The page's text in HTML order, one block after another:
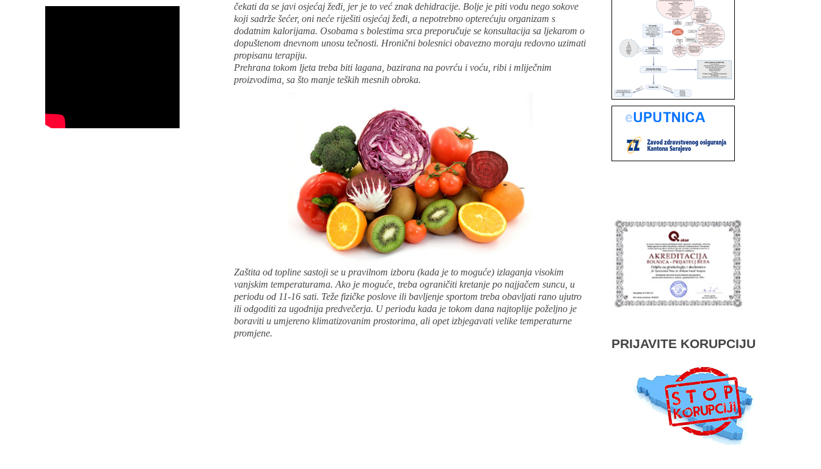
čekati da se javi osjećaj žeđi, jer je to već znak dehidracije. Bolje je piti vodu nego sokove
koji sadrže šećer, oni neće riješiti osjećaj žeđi, a nepotrebno opterećuju organizam s
dodatnim kalorijama. Osobama s bolestima srca preporučuje se konsultacija sa ljekarom o
dopuštenom dnevnom unosu tečnosti. Hronični bolesnici obavezno moraju redovno uzimati
propisanu terapiju.
Prehrana tokom ljeta treba biti lagana, bazirana na povrću i voću, ribi i mliječnim
proizvodima, sa što manje teških mesnih obroka.
Zaštita od topline sastoji se u pravilnom izboru (kada je to moguće) izlaganja visokim
vanjskim temperaturama. Ako je moguće, treba ograničiti kretanje po najjačem suncu, u
periodu od 11-16 sati. Teže fizičke poslove ili bavljenje sportom treba obavljati rano ujutro
ili odgoditi za ugodnija predvečerja. U periodu kada je tokom dana najtoplije poželjno je
boraviti u umjereno klimatizovanim prostorima, ali opet izbjegavati velike temperaturne
promjene.
PRIJAVITE KORUPCIJU